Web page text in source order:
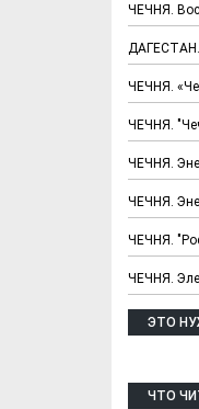
ЧЕЧНЯ.
ДАГЕСТАН.
ЧЕЧНЯ.
ЧЕЧНЯ.
ЧЕЧНЯ.
ЧЕЧНЯ.
ЧЕЧНЯ.
ЧЕЧНЯ.
ЭТО
ЧТО